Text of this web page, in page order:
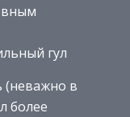
гул
(неважно в
более